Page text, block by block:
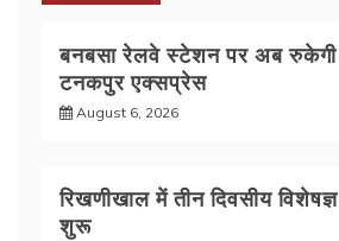
बनबसा रेलवे स्टेशन पर अब
टनकपुर एक्सप्रेस
August 6, 2026
रिखणीखाल में तीन दिवसीय
शुरू